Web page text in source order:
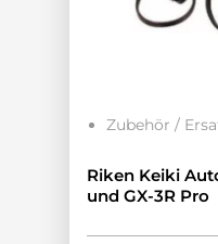
Zubehör /
Riken Keiki
und GX-3R Pro